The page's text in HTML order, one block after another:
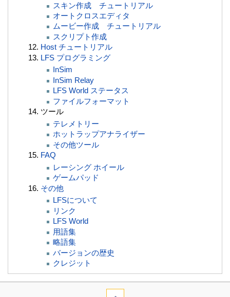
スキン作成 チュートリアル
オートクロスエディタ
ムービー作成 チュートリアル
スクリプト作成
Host チュートリアル
LFS プログラミング
InSim
InSim Relay
LFS World ステータス
ファイルフォーマット
ツール
テレメトリー
ホットラップアナライザー
その他ツール
FAQ
レーシング ホイール
ゲームパッド
その他
LFSについて
リンク
LFS World
用語集
略語集
バージョンの歴史
クレジット